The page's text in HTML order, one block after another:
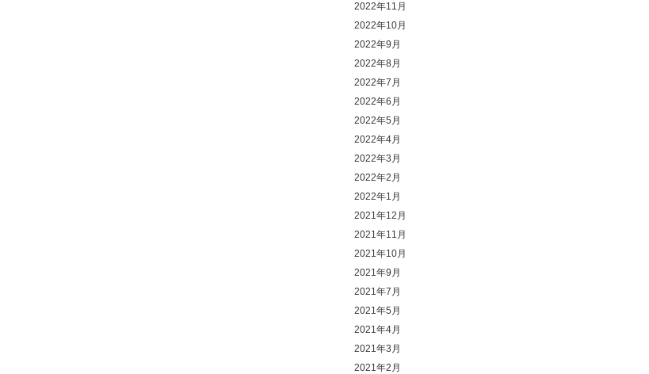
2022年11月
2022年10月
2022年9月
2022年8月
2022年7月
2022年6月
2022年5月
2022年4月
2022年3月
2022年2月
2022年1月
2021年12月
2021年11月
2021年10月
2021年9月
2021年7月
2021年5月
2021年4月
2021年3月
2021年2月